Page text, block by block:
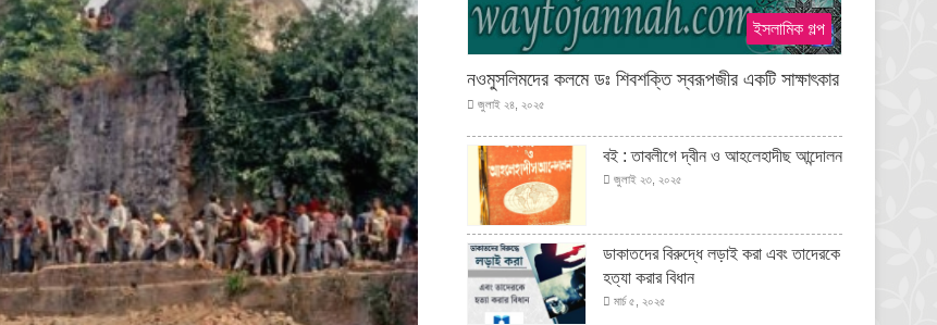
ইসলামিক গল্প
নওমুসলিমদের কলমে ডঃ শিবশক্তি স্বরূপজীর একটি সাক্ষাৎকার
জুলাই ২৪, ২০২৫
বই : তাবলীগে দ্বীন ও আহলেহাদীছ আন্দোলন
জুলাই ২৩, ২০২৫
ডাকাতদের বিরুদ্ধে লড়াই করা এবং তাদেরকে
হত্যা করার বিধান
মার্চ ৫, ২০২৫